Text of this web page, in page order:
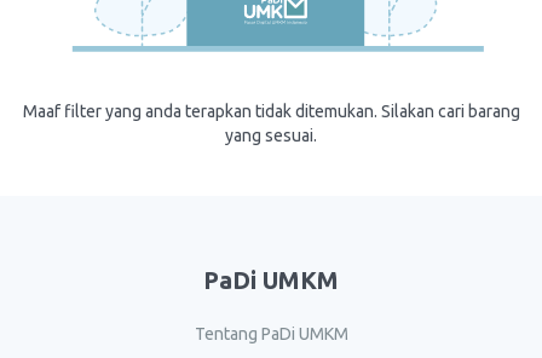
Maaf filter yang anda terapkan tidak ditemukan. Silakan cari barang
yang sesuai.
PaDi UMKM
Tentang PaDi UMKM